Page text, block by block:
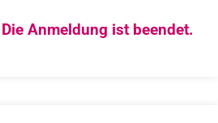
Die Anmeldung ist beendet.